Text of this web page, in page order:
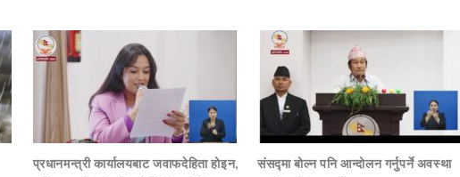
प्रधानमन्त्री कार्यालयबाट जवाफदेहिता होइन,
संसद्मा बोल्न पनि आन्दोलन गर्नुपर्ने अवस्था